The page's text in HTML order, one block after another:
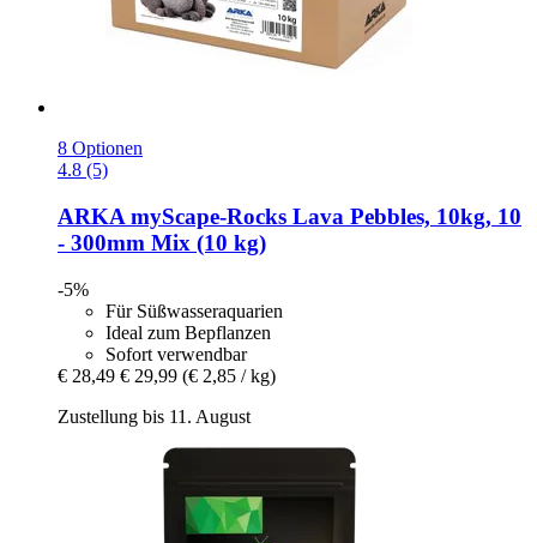
8 Optionen
4.8 (5)
ARKA myScape-​Rocks Lava Pebbles, 10kg, 10
-​ 300mm Mix (10 kg)
-5%
Für Süßwasseraquarien
Ideal zum Bepflanzen
Sofort verwendbar
€ 28,49 € 29,99 (€ 2,85 / kg)
Zustellung bis 11. August